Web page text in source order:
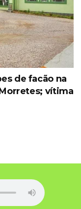
de facão na
vítima